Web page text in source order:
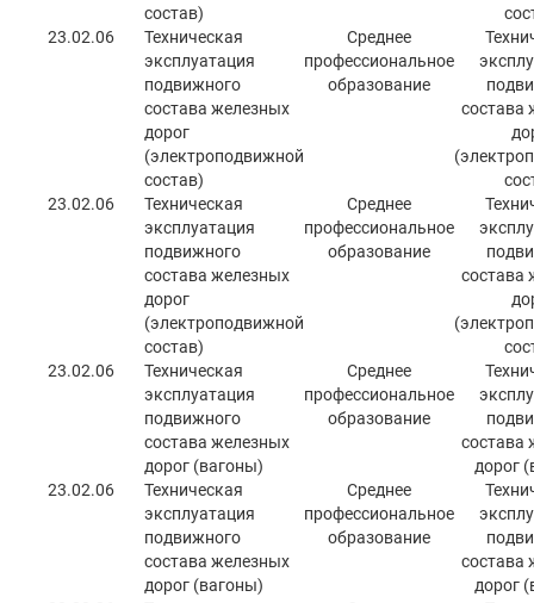
состав)
23.02.06
Техническая
эксплуатация
подвижного
состава железных
дорог
(электроподвижной
состав)
Среднее
профессиональное
образование
состава
23.02.06
Техническая
эксплуатация
подвижного
состава железных
дорог
(электроподвижной
состав)
Среднее
профессиональное
образование
состава
23.02.06
Техническая
эксплуатация
подвижного
состава железных
дорог (вагоны)
Среднее
профессиональное
образование
состава
дорог
23.02.06
Техническая
эксплуатация
подвижного
состава железных
дорог (вагоны)
Среднее
профессиональное
образование
состава
дорог